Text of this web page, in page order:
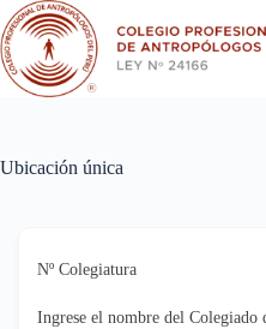
Saltar
al
contenido
Ubicación única
Nº Colegiatura
Ingrese el nombre del Colegiado